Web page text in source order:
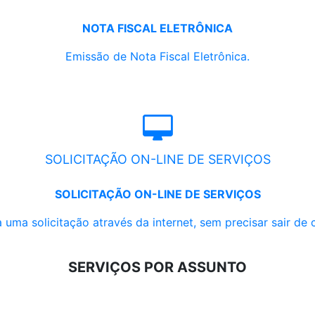
NOTA FISCAL ELETRÔNICA
Emissão de Nota Fiscal Eletrônica.
SOLICITAÇÃO ON-LINE DE SERVIÇOS
SOLICITAÇÃO ON-LINE DE SERVIÇOS
uma solicitação através da internet, sem precisar sair de
SERVIÇOS POR ASSUNTO